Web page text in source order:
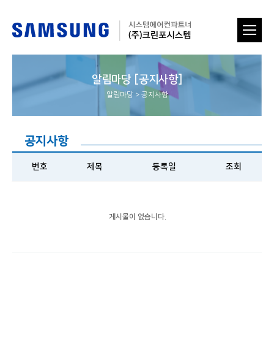
알림마당 [공지사항]
알림마당 > 공지사항
공지사항
번호 제목 등록일 조회
게시물이 없습니다.